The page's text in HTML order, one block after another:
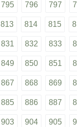
795 796 797
813 814 815
831 832 833
849 850 851
867 868 869
885 886 887
903 904 905